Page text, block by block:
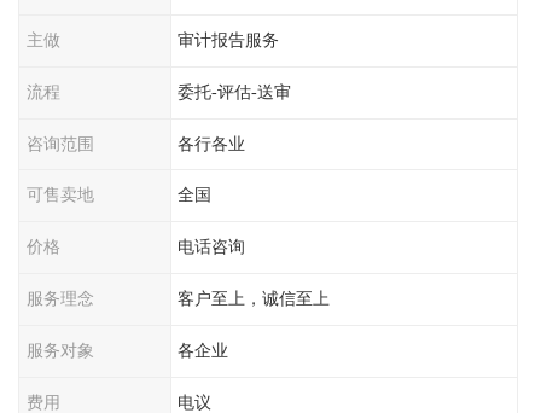
主做 审计报告服务
流程 委托-评估-送审
咨询范围 各行各业
可售卖地 全国
价格 电话咨询
服务理念 客户至上，诚信至上
服务对象 各企业
费用 电议